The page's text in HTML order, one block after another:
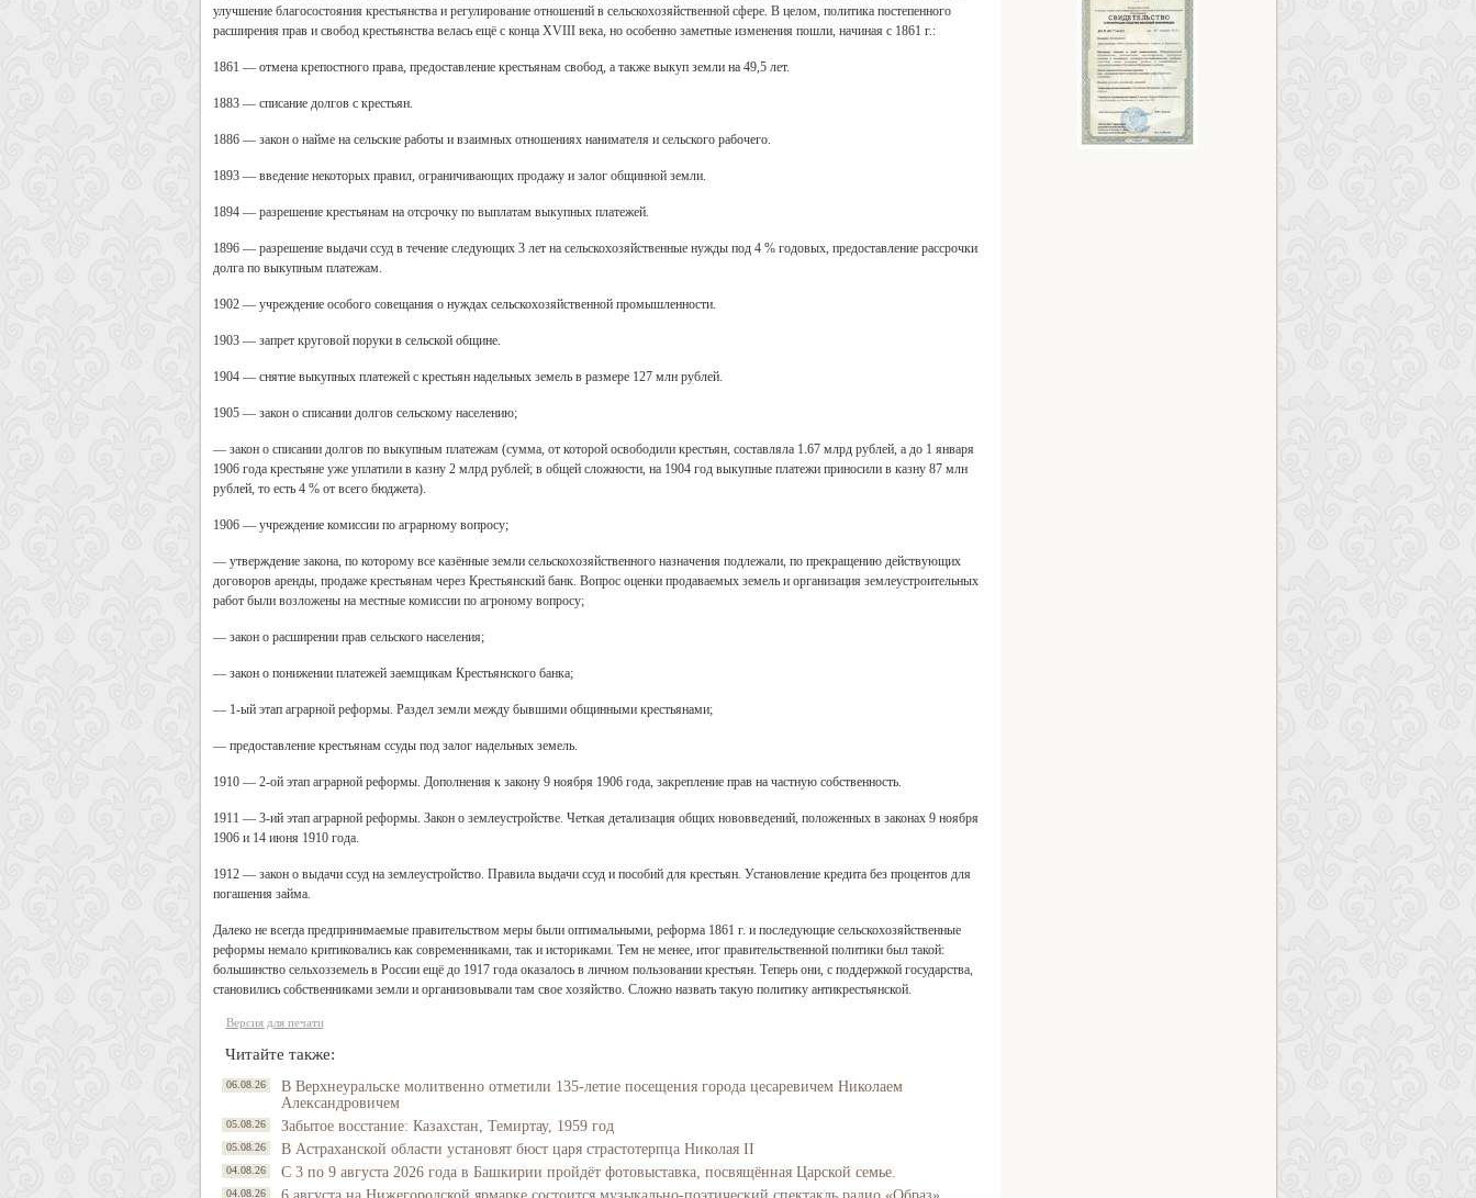
улучшение благосостояния крестьянства и регулирование отношений в сельскохозяйственной сфере. В целом, политика постепенного
расширения прав и свобод крестьянства велась ещё с конца XVIII века, но особенно заметные изменения пошли, начиная с 1861 г.:
1861 — отмена крепостного права, предоставление крестьянам свобод, а также выкуп земли на 49,5 лет.
1883 — списание долгов с крестьян.
1886 — закон о найме на сельские работы и взаимных отношениях нанимателя и сельского рабочего.
1893 — введение некоторых правил, ограничивающих продажу и залог общинной земли.
1894 — разрешение крестьянам на отсрочку по выплатам выкупных платежей.
1896 — разрешение выдачи ссуд в течение следующих 3 лет на сельскохозяйственные нужды под 4 % годовых, предоставление рассрочки
долга по выкупным платежам.
1902 — учреждение особого совещания о нуждах сельскохозяйственной промышленности.
1903 — запрет круговой поруки в сельской общине.
1904 — снятие выкупных платежей с крестьян надельных земель в размере 127 млн рублей.
1905 — закон о списании долгов сельскому населению;
— закон о списании долгов по выкупным платежам (сумма, от которой освободили крестьян, составляла 1.67 млрд рублей, а до 1 января
1906 года крестьяне уже уплатили в казну 2 млрд рублей; в общей сложности, на 1904 год выкупные платежи приносили в казну 87 млн
рублей, то есть 4 % от всего бюджета).
1906 — учреждение комиссии по аграрному вопросу;
— утверждение закона, по которому все казённые земли сельскохозяйственного назначения подлежали, по прекращению действующих
договоров аренды, продаже крестьянам через Крестьянский банк. Вопрос оценки продаваемых земель и организация землеустроительных
работ были возложены на местные комиссии по агроному вопросу;
— закон о расширении прав сельского населения;
— закон о понижении платежей заемщикам Крестьянского банка;
— 1-ый этап аграрной реформы. Раздел земли между бывшими общинными крестьянами;
— предоставление крестьянам ссуды под залог надельных земель.
1910 — 2-ой этап аграрной реформы. Дополнения к закону 9 ноября 1906 года, закрепление прав на частную собственность.
1911 — 3-ий этап аграрной реформы. Закон о землеустройстве. Четкая детализация общих нововведений, положенных в законах 9 ноября
1906 и 14 июня 1910 года.
1912 — закон о выдачи ссуд на землеустройство. Правила выдачи ссуд и пособий для крестьян. Установление кредита без процентов для
погашения займа.
Далеко не всегда предпринимаемые правительством меры были оптимальными, реформа 1861 г. и последующие сельскохозяйственные
реформы немало критиковались как современниками, так и историками. Тем не менее, итог правительственной политики был такой:
большинство сельхозземель в России ещё до 1917 года оказалось в личном пользовании крестьян. Теперь они, с поддержкой государства,
становились собственниками земли и организовывали там свое хозяйство. Сложно назвать такую политику антикрестьянской.
Версия для печати
Читайте также:
06.08.26
В Верхнеуральске молитвенно отметили 135-летие посещения города цесаревичем Николаем
Александровичем
05.08.26 Забытое восстание: Казахстан, Темиртау, 1959 год
05.08.26 В Астраханской области установят бюст царя страстотерпца Николая II
04.08.26 С 3 по 9 августа 2026 года в Башкирии пройдёт фотовыставка, посвящённая Царской семье.
04.08.26